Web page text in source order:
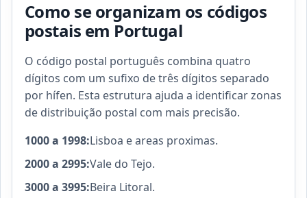
Como se organizam os códigos
postais em Portugal
O código postal português combina quatro
dígitos com um sufixo de três dígitos separado
por hífen. Esta estrutura ajuda a identificar zonas
de distribuição postal com mais precisão.
1000 a 1998:Lisboa e areas proximas.
2000 a 2995:Vale do Tejo.
3000 a 3995:Beira Litoral.